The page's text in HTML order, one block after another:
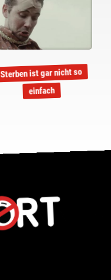
Sterben ist gar nicht so
einfach